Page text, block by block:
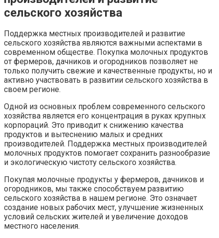
сельского хозяйства
Поддержка местных производителей и развитие
сельского хозяйства являются важными аспектами в
современном обществе. Покупка молочных продуктов
от фермеров, дачников и огородников позволяет не
только получить свежие и качественные продукты, но и
активно участвовать в развитии сельского хозяйства в
своем регионе.
Одной из основных проблем современного сельского
хозяйства является его концентрация в руках крупных
корпораций. Это приводит к снижению качества
продуктов и вытеснению малых и средних
производителей. Поддержка местных производителей
молочных продуктов помогает сохранить разнообразие
и экологическую чистоту сельского хозяйства.
Покупая молочные продукты у фермеров, дачников и
огородников, мы также способствуем развитию
сельского хозяйства в нашем регионе. Это означает
создание новых рабочих мест, улучшение жизненных
условий сельских жителей и увеличение доходов
местного населения.